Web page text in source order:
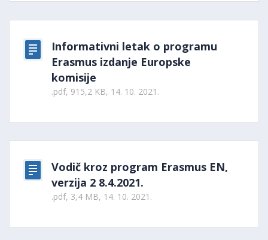
Informativni letak o programu
Erasmus izdanje Europske
komisije
.pdf, 915,2 KB, 14. 10. 2021.
Vodič kroz program Erasmus EN,
verzija 2 8.4.2021.
.pdf, 3,4 MB, 14. 10. 2021.